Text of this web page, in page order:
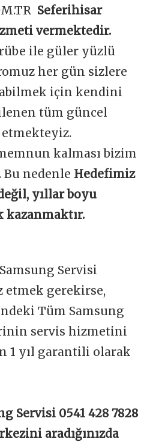
Seferihisar
vermektedir.
ile güler yüzlü
her gün sizlere
için kendini
tüm güncel
kalması bizim
nedenle Hedefimiz
yıllar boyu
kazanmaktır.
Servisi
etmek gerekirse,
Tüm Samsung
servis hizmetini
1 yıl garantili olarak
Servisi 0541 428 7828
aradığınızda